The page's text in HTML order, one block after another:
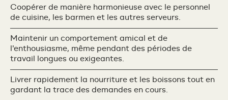
Coopérer de manière harmonieuse avec le personnel
de cuisine, les barmen et les autres serveurs.
Maintenir un comportement amical et de
l'enthousiasme, même pendant des périodes de
travail longues ou exigeantes.
Livrer rapidement la nourriture et les boissons tout en
gardant la trace des demandes en cours.